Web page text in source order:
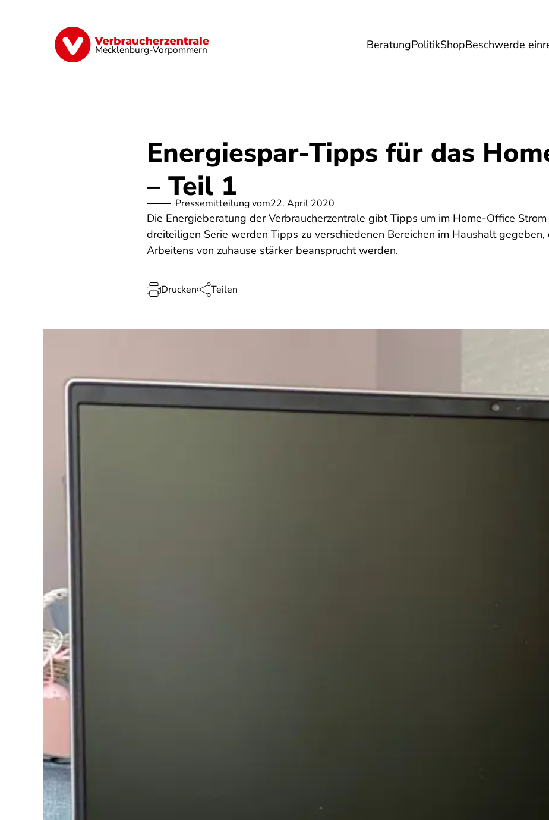
Mecklenburg-Vorpommern BeratungPolitikShopBeschwerde
Finanzen Digitales Lebensmittel Gesundheit Energie Reise
Energiespar-Tipps für das
– Teil 1
Pressemitteilung vom22. April 2020
Die Energieberatung der Verbraucherzentrale gibt Tipps um im Home-Office
dreiteiligen Serie werden Tipps zu verschiedenen Bereichen im Haushalt
Arbeitens von zuhause stärker beansprucht werden.
Drucken Teilen